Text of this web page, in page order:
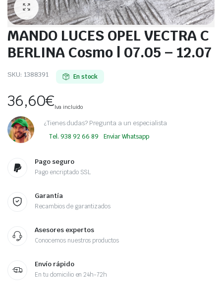
MANDO LUCES OPEL VECTRA C
BERLINA Cosmo | 07.05 – 12.07
SKU: 1388391 En stock
36,60€Iva incluido
¿Tienes dudas? Pregunta a un especialista
Tel. 938 92 66 89 Enviar Whatsapp
Pago seguro
Pago encriptado SSL
Garantía
Recambios de garantizados
Asesores expertos
Conocemos nuestros productos
Envío rápido
En tu domicilio en 24h-72h